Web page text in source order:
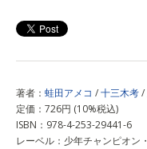
著者： 蛙田アメコ /十三木考/
定価：726円 (10%税込)
ISBN：978-4-253-29441-6
レーベル：少年チャンピオン